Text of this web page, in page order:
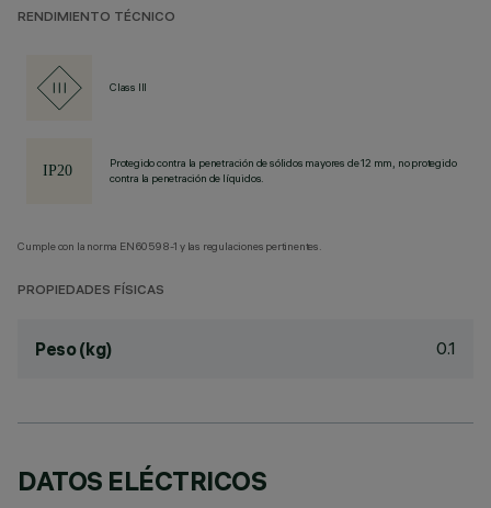
RENDIMIENTO TÉCNICO
Class III
Protegido contra la penetración de sólidos mayores de 12 mm, no protegido
contra la penetración de líquidos.
Cumple con la norma EN60598-1 y las regulaciones pertinentes.
PROPIEDADES FÍSICAS
Peso (kg) 0.1
DATOS ELÉCTRICOS